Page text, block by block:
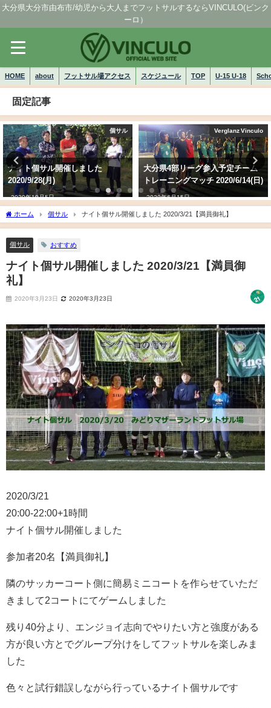
大分県大分市由布市/幼児から大人までフットサルするならVINCULO(ビンク
ーロ）
HOME about フットサル場アクセス スケジュール TOP U-15 U-18
固定記事
個サル
ナイト個サル開催しました
2020/9/28(月)
2020年10月5日
Verglanz Vinculo
大分県4部リーグ参入予定チーム
トレーニングマッチ 2020/6/14(日)
2020年6月15日
ホーム 個サル ナイト個サル開催しました 2020/3/21【満員御礼】
個サル おすすめ
ナイト個サル開催しました 2020/3/21【満員御
礼】
2020年3月23日 2020年3月23日
2020/3/21
20:00-22:00+1時間
ナイト個サル開催しました
参加者20名【満員御礼】
隣のサッカーコート側に簡易ミニコートを作らせていただ
きまして2コートにてゲームしました
残り40分より、エンジョイ志向でやりたい方と強度がある
方が良い方とでグループ分けをしてフットサルを楽しみま
した
色々と試行錯誤しながら行っているナイト個サルです